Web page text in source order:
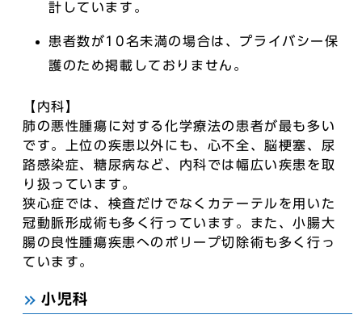
計しています。
患者数が10名未満の場合は、プライバシー保
護のため掲載しておりません。
【内科】
肺の悪性腫瘍に対する化学療法の患者が最も多い
です。上位の疾患以外にも、心不全、脳梗塞、尿
路感染症、糖尿病など、内科では幅広い疾患を取
り扱っています。
狭心症では、検査だけでなくカテーテルを用いた
冠動脈形成術も多く行っています。また、小腸大
腸の良性腫瘍疾患へのポリープ切除術も多く行っ
ています。
小児科